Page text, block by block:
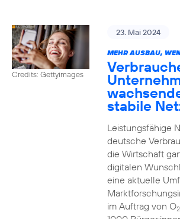
Credits: Gettyimages
23. Mai 2024
MEHR AUSBAU,
stabile
Leistungsfähige
deutsche
die Wirtschaft
digitalen
eine aktuelle
im Auftrag von O2